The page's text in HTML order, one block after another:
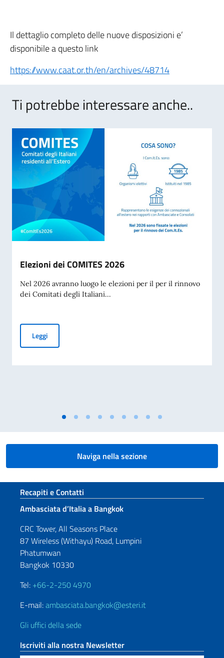
Il dettaglio completo delle nuove disposizioni e’
disponibile a questo link
https://www.caat.or.th/en/archives/48714
Ti potrebbe interessare anche..
Elezioni dei COMITES 2026
Nel 2026 avranno luogo le elezioni per il per il rinnovo
dei Comitati degli Italiani...
LeggiElezioni dei COMITES 2026
Naviga nella sezione
Sezione footer
Recapiti e Contatti
Ambasciata d’Italia a Bangkok
CRC Tower, All Seasons Place
87 Wireless (Withayu) Road, Lumpini
Phatumwan
Bangkok 10330
Tel: +66-2-250 4970
E-mail:ambasciata.bangkok@esteri.it
Gli uffici della sede
Iscriviti alla nostra Newsletter